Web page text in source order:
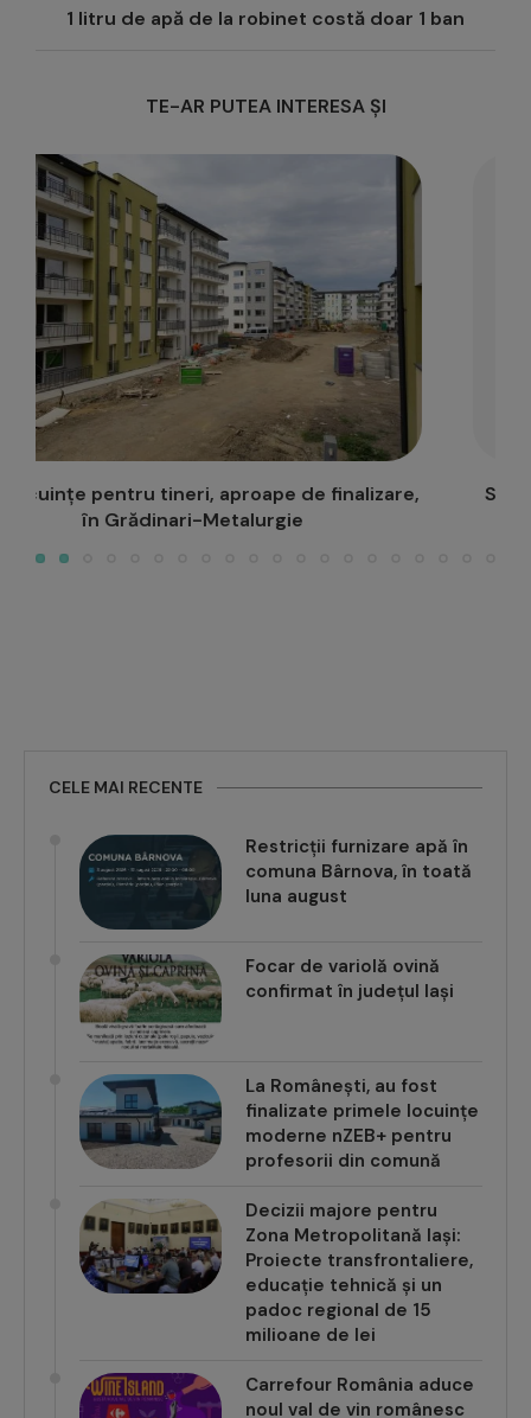
1 litru de apă de la robinet costă doar 1 ban
TE-AR PUTEA INTERESA ȘI
Semaforizare continuă în intersecția Podu Roș,
pe perioada vacanței
CELE MAI RECENTE
Restricții furnizare apă în
comuna Bârnova, în toată
luna august
Focar de variolă ovină
confirmat în județul Iași
La Românești, au fost
finalizate primele locuințe
moderne nZEB+ pentru
profesorii din comună
Decizii majore pentru
Zona Metropolitană Iași:
Proiecte transfrontaliere,
educație tehnică și un
padoc regional de 15
milioane de lei
Carrefour România aduce
noul val de vin românesc